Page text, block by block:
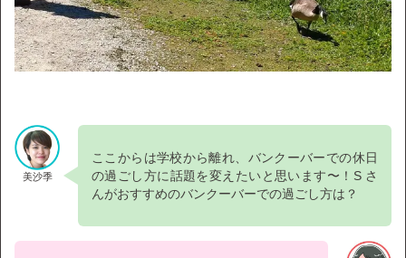
美沙季
ここからは学校から離れ、バンクーバーでの休日
の過ごし方に話題を変えたいと思います〜！S さ
んがおすすめのバンクーバーでの過ごし方は？